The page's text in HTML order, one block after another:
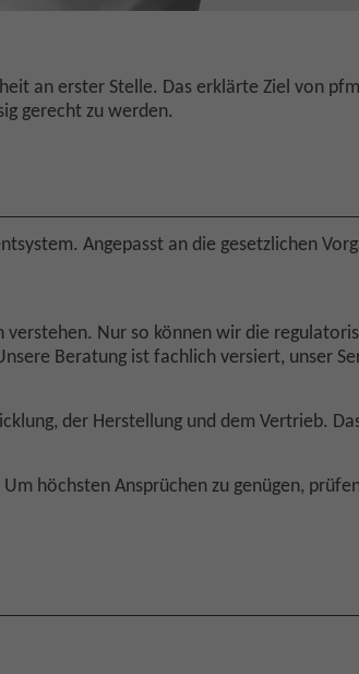
an erster Stelle. Das erklärte Ziel von
gerecht zu werden.
Angepasst an die gesetzlichen
Nur so können wir die
Beratung ist fachlich versiert, unser
der Herstellung und dem Vertrieb.
höchsten Ansprüchen zu genügen,